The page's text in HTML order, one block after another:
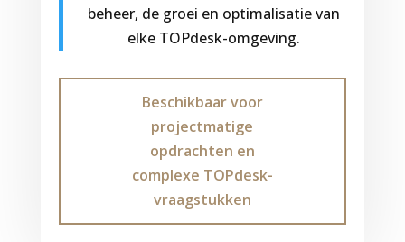
beheer, de groei en optimalisatie van
elke TOPdesk-omgeving.
Beschikbaar voor
projectmatige
opdrachten en
complexe TOPdesk-
vraagstukken